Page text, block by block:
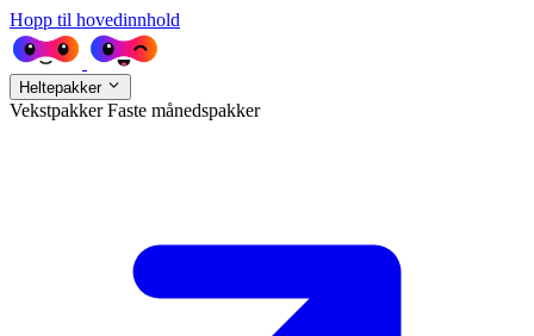
Hopp til hovedinnhold
Heltepakker
VekstpakkerFaste månedspakker